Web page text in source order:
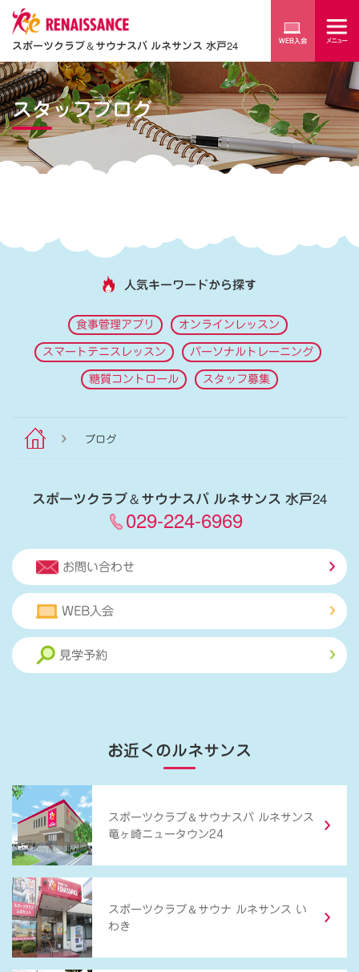
スポーツクラブ＆サウナスパ ルネサンス 水戸24
スタッフブログ
人気キーワードから探す
食事管理アプリ オンラインレッスン
スマートテニスレッスン パーソナルトレーニング
糖質コントロール スタッフ募集
ブログ
スポーツクラブ＆サウナスパ ルネサンス 水戸24
029-224-6969
お問い合わせ
WEB入会
見学予約
お近くのルネサンス
スポーツクラブ ＆ サウナスパ ルネサンス
竜ヶ崎ニュータウン24
スポーツクラブ ＆ サウナ ルネサンス い
わき